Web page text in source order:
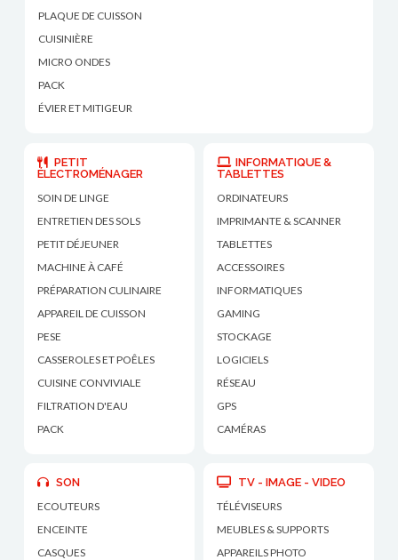
PLAQUE DE CUISSON
CUISINIÈRE
MICRO ONDES
PACK
ÉVIER ET MITIGEUR
PETIT
ÉLECTROMÉNAGER
SOIN DE LINGE
ENTRETIEN DES SOLS
PETIT DÉJEUNER
MACHINE À CAFÉ
PRÉPARATION CULINAIRE
APPAREIL DE CUISSON
PESE
CASSEROLES ET POÊLES
CUISINE CONVIVIALE
FILTRATION D'EAU
PACK
INFORMATIQUE &
TABLETTES
ORDINATEURS
IMPRIMANTE & SCANNER
TABLETTES
ACCESSOIRES
INFORMATIQUES
GAMING
STOCKAGE
LOGICIELS
RÉSEAU
GPS
CAMÉRAS
SON
ECOUTEURS
ENCEINTE
CASQUES
TV - IMAGE - VIDEO
TÉLÉVISEURS
MEUBLES & SUPPORTS
APPAREILS PHOTO